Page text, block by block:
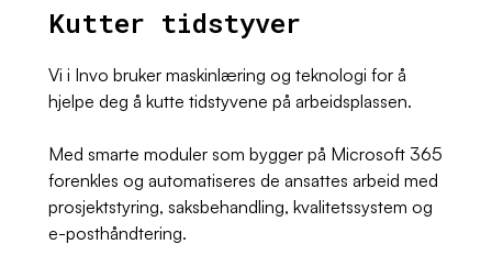
Kutter tidstyver
Vi i Invo bruker maskinlæring og teknologi for å
hjelpe deg å kutte tidstyvene på arbeidsplassen.
Med smarte moduler som bygger på Microsoft 365
forenkles og automatiseres de ansattes arbeid med
prosjektstyring, saksbehandling, kvalitetssystem og
e-posthåndtering.